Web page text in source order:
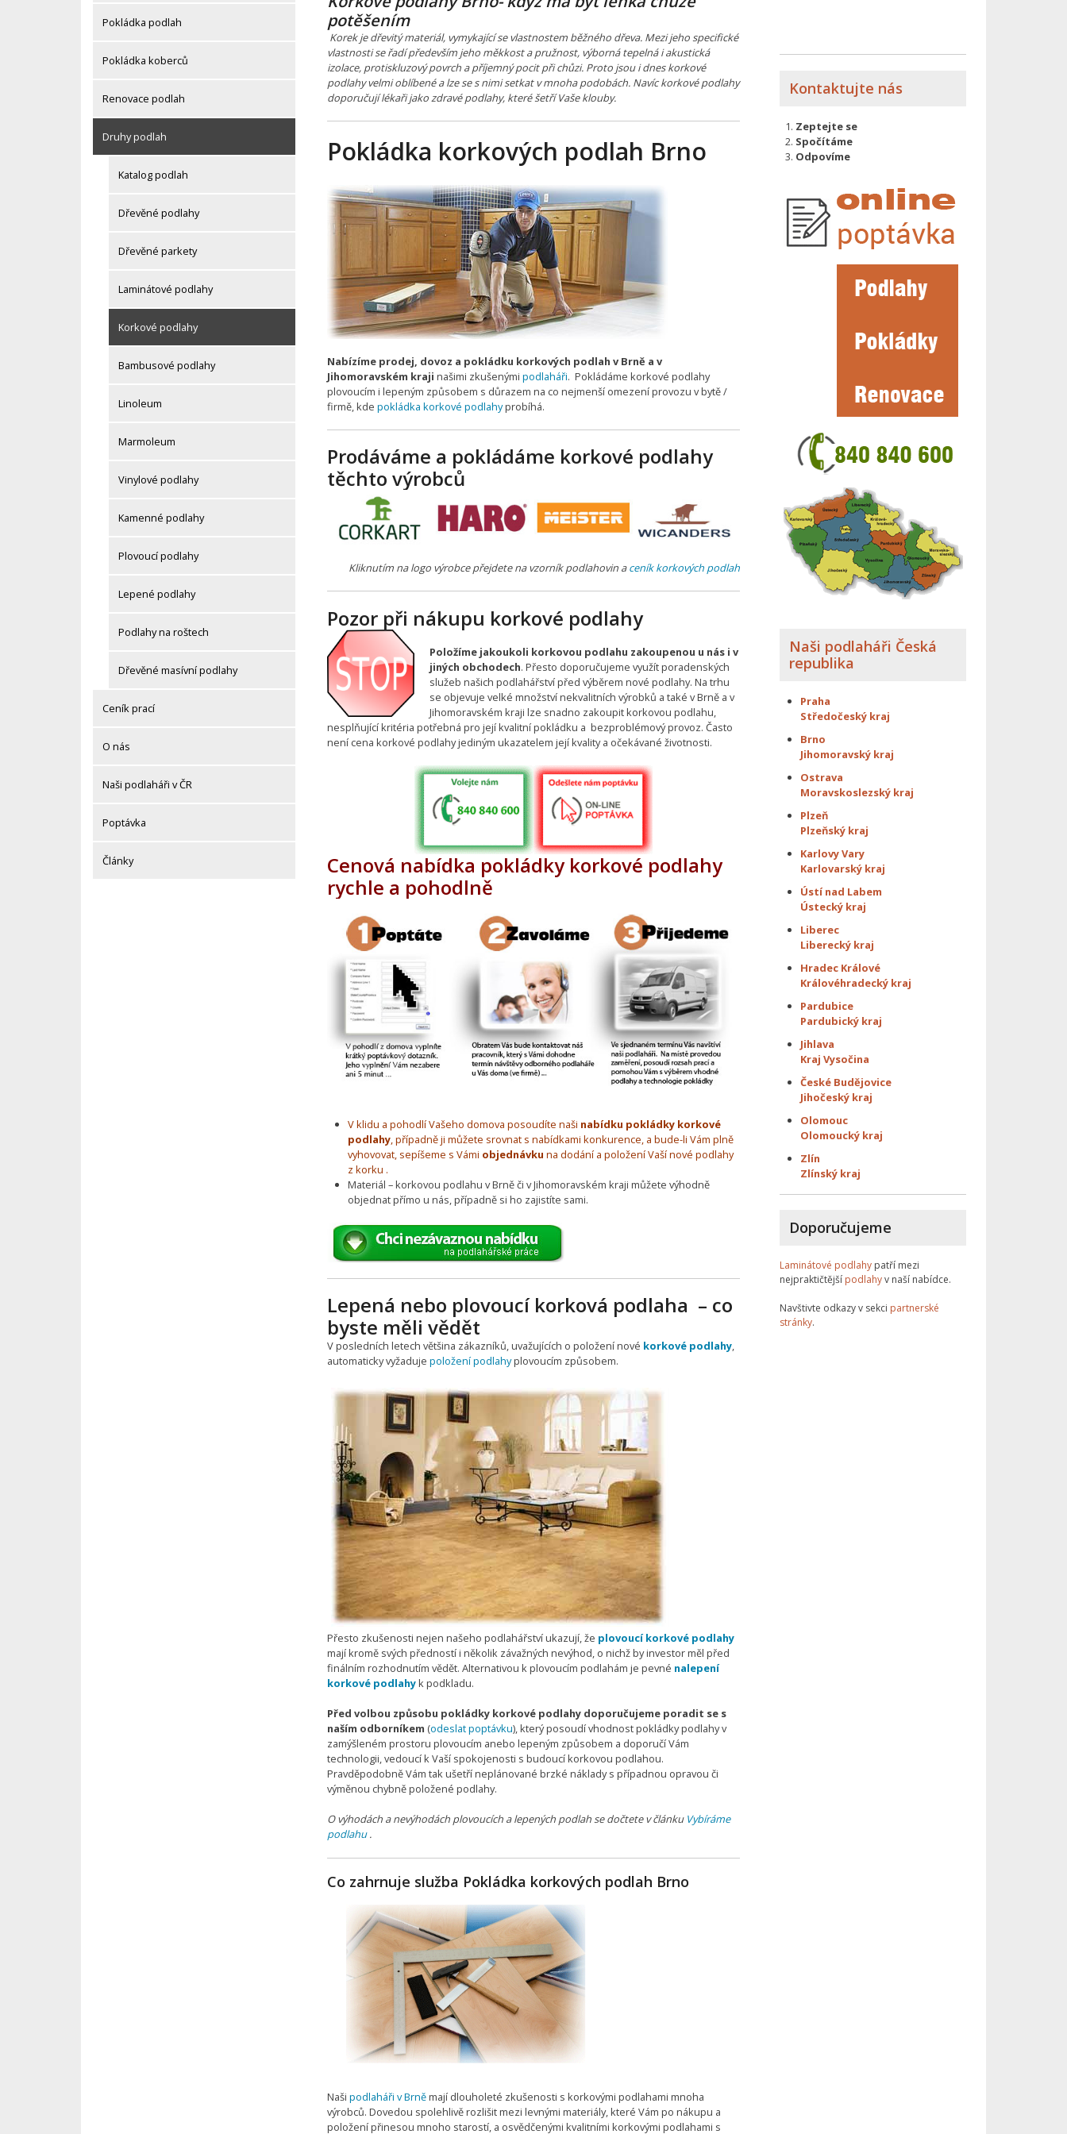
Pokládka podlah
Pokládka koberců
Renovace podlah
Druhy podlah
Katalog podlah
Dřevěné podlahy
Dřevěné parkety
Laminátové podlahy
Korkové podlahy
Bambusové podlahy
Linoleum
Marmoleum
Vinylové podlahy
Kamenné podlahy
Plovoucí podlahy
Lepené podlahy
Podlahy na roštech
Dřevěné masívní podlahy
Ceník prací
O nás
Naši podlaháři v ČR
Poptávka
Články
potěšením
Korek je dřevitý materiál, vymykající se vlastnostem běžného dřeva. Mezi jeho specifické
vlastnosti se řadí především jeho měkkost a pružnost, výborná tepelná i akustická
izolace, protiskluzový povrch a příjemný pocit při chůzi. Proto jsou i dnes korkové
podlahy velmi oblíbené a lze se s nimi setkat v mnoha podobách. Navíc korkové podlahy
doporučují lékaři jako zdravé podlahy, které šetří Vaše klouby.
Pokládka korkových podlah Brno
Nabízíme prodej, dovoz a pokládku korkových podlah v Brně a v
Jihomoravském kraji našimi zkušenými podlaháři. Pokládáme korkové podlahy
plovoucím i lepeným způsobem s důrazem na co nejmenší omezení provozu v bytě /
firmě, kde pokládka korkové podlahyprobíhá.
Prodáváme a pokládáme korkové podlahy
těchto výrobců
Kliknutím na logo výrobce přejdete na vzorník podlahovin aceník korkových podlah
Pozor při nákupu korkové podlahy
Položíme jakoukoli korkovou podlahu zakoupenou u nás i v
jiných obchodech. Přesto doporučujeme využít poradenských
služeb našich podlahářství před výběrem nové podlahy. Na trhu
se objevuje velké množství nekvalitních výrobků a také v Brně a v
Jihomoravském kraji lze snadno zakoupit korkovou podlahu,
nesplňující kritéria potřebná pro její kvalitní pokládku a bezproblémový provoz. Často
není cena korkové podlahy jediným ukazatelem její kvality a očekávané životnosti.
Cenová nabídka pokládky korkové podlahy
rychle a pohodlně
V klidu a pohodlí Vašeho domova posoudíte naši nabídku pokládky korkové
podlahy, případně ji můžete srovnat s nabídkami konkurence, a bude-li Vám plně
vyhovovat, sepíšeme s Vámi objednávku na dodání a položení Vaší nové podlahy
z korku .
Materiál – korkovou podlahu v Brně či v Jihomoravském kraji můžete výhodně
objednat přímo u nás, případně si ho zajistíte sami.
Lepená nebo plovoucí korková podlaha – co
byste měli vědět
V posledních letech většina zákazníků, uvažujících o položení nové korkové podlahy,
automaticky vyžaduje položení podlahyplovoucím způsobem.
Přesto zkušenosti nejen našeho podlahářství ukazují, že plovoucí korkové podlahy
mají kromě svých předností i několik závažných nevýhod, o nichž by investor měl před
finálním rozhodnutím vědět. Alternativou k plovoucím podlahám je pevné nalepení
korkové podlahyk podkladu.
Před volbou způsobu pokládky korkové podlahy doporučujeme poradit se s
naším odborníkem (odeslat poptávku), který posoudí vhodnost pokládky podlahy v
zamýšleném prostoru plovoucím anebo lepeným způsobem a doporučí Vám
technologii, vedoucí k Vaší spokojenosti s budoucí korkovou podlahou.
Pravděpodobně Vám tak ušetří neplánované brzké náklady s případnou opravou či
výměnou chybně položené podlahy.
O výhodách a nevýhodách plovoucích a lepených podlah se dočtete v článku Vybíráme
podlahu.
Co zahrnuje služba Pokládka korkových podlah Brno
Naši podlaháři v Brněmají dlouholeté zkušenosti s korkovými podlahami mnoha
výrobců. Dovedou spolehlivě rozlišit mezi levnými materiály, které Vám po nákupu a
položení přinesou mnoho starostí, a osvědčenými kvalitními korkovými podlahami s
Kontaktujte nás
Zeptejte se
Spočítáme
Odpovíme
Naši podlaháři Česká
republika
Praha
Středočeský kraj
Brno
Jihomoravský kraj
Ostrava
Moravskoslezský kraj
Plzeň
Plzeňský kraj
Karlovy Vary
Karlovarský kraj
Ústí nad Labem
Ústecký kraj
Liberec
Liberecký kraj
Hradec Králové
Královéhradecký kraj
Pardubice
Pardubický kraj
Jihlava
Kraj Vysočina
České Budějovice
Jihočeský kraj
Olomouc
Olomoucký kraj
Zlín
Zlínský kraj
Doporučujeme
Laminátové podlahy patří mezi
nejpraktičtější podlahyv naší nabídce.
Navštivte odkazy v sekci partnerské
stránky.